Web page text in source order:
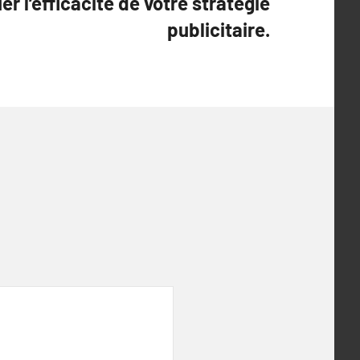
publicitaire.